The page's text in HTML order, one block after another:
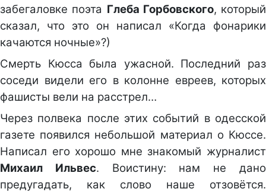
забегаловке поэта Глеба Горбовского, который
сказал, что это он написал «Когда фонарики
качаются ночные»?)
Смерть Кюсса была ужасной. Последний раз
соседи видели его в колонне евреев, которых
фашисты вели на расстрел…
Через полвека после этих событий в одесской
газете появился небольшой материал о Кюссе.
Написал его хорошо мне знакомый журналист
Михаил Ильвес. Воистину: нам не дано
предугадать, как слово наше отзовётся.